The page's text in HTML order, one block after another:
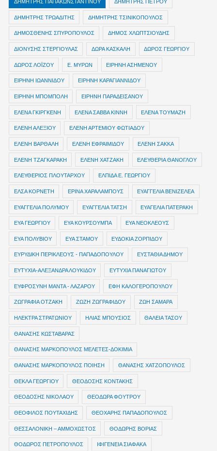
ΔΗΜΗΤΡΗΣ ΠΑΠΑΚΩΝΣΤΑΝΤΙΝΟΥ ΔΗΜΗΤΡΗΣ ΠΕΤΡΟΥ
ΔΗΜΗΤΡΗΣ ΤΡΩΑΔΙΤΗΣ ΔΗΜΗΤΡΗΣ ΤΣΙΝΙΚΟΠΟΥΛΟΣ
ΔΗΜΟΣΘΕΝΗΣ ΣΠΥΡΟΠΟΥΛΟΣ ΔΗΜΟΣ ΧΛΩΠΤΣΙΟΥΔΗΣ
ΔΙΟΝΥΣΗΣ ΣΤΕΡΓΙΟΥΛΑΣ ΔΩΡΑ ΚΑΣΚΑΛΗ ΔΩΡΟΣ ΓΕΩΡΓΙΟΥ
ΔΩΡΟΣ ΛΟΪΖΟΥ Ε. ΜΥΡΩΝ ΕΙΡΗΝΗ ΑΣΗΜΕΝΟΥ
ΕΙΡΗΝΗ ΙΩΑΝΝΙΔΟΥ ΕΙΡΗΝΗ ΚΑΡΑΓΙΑΝΝΙΔΟΥ
ΕΙΡΗΝΗ ΜΠΟΜΠΟΛΗ ΕΙΡΗΝΗ ΠΑΡΑΔΕΙΣΑΝΟΥ
ΕΛΕΝΑ ΓΚΙΡΓΚΕΝΗ ΕΛΕΝΑ ΣΑΒΒΑ ΚΙΝΝΗ ΕΛΕΝΑ ΤΟΥΜΑΖΗ
ΕΛΕΝΗ ΑΛΕΞΙΟΥ ΕΛΕΝΗ ΑΡΤΕΜΙΟΥ ΦΩΤΙΑΔΟΥ
ΕΛΕΝΗ ΒΑΡΘΑΛΗ ΕΛΕΝΗ ΕΦΡΑΙΜΙΔΟΥ ΕΛΕΝΗ ΣΑΚΚΑ
ΕΛΕΝΗ ΤΖΑΓΚΑΡΑΚΗ ΕΛΕΝΗ ΧΑΤΖΑΚΗ ΕΛΕΥΘΕΡΙΑ ΘΑΝΟΓΛΟΥ
ΕΛΕΥΘΕΡΙΟΣ ΠΛΟΥΤΑΡΧΟΥ ΕΛΠΙΔΑ Ε. ΓΕΩΡΓΙΟΥ
ΕΛΣΑ ΚΟΡΝΕΤΗ ΕΡΙΝΑ ΧΑΡΑΛΑΜΠΟΥΣ ΕΥΑΓΓΕΛΙΑ ΒΕΝΙΖΕΛΕΑ
ΕΥΑΓΓΕΛΙΑ ΠΟΛΥΜΟΥ ΕΥΑΓΓΕΛΙΑ ΤΑΤΣΗ ΕΥΑΓΕΛΙΑ ΠΑΤΕΡΑΚΗ
ΕΥΑ ΓΕΩΡΓΙΟΥ ΕΥΑ ΚΟΥΡΣΟΥΜΠΑ ΕΥΑ ΝΕΟΚΛΕΟΥΣ
ΕΥΑ ΠΟΛΥΒΙΟΥ ΕΥΑ ΣΤΑΜΟΥ ΕΥΔΟΚΙΑ ΖΟΡΠΙΔΟΥ
ΕΥΡΥΔΙΚΗ ΠΕΡΙΚΛΕΟΥΣ - ΠΑΠΑΔΟΠΟΥΛΟΥ ΕΥΣΤΑΘΙΑ ΔΗΜΟΥ
ΕΥΤΥΧΙΑ-ΑΛΕΞΑΝΔΡΑ ΛΟΥΚΙΔΟΥ ΕΥΤΥΧΙΑ ΠΑΝΑΓΙΩΤΟΥ
ΕΥΦΡΟΣΥΝΗ ΜΑΝΤΑ - ΛΑΖΑΡΟΥ ΕΦΗ ΚΑΛΟΓΕΡΟΠΟΥΛΟΥ
ΖΩΓΡΑΦΙΑ ΟΤΖΑΚΗ ΖΩΖΗ ΖΩΓΡΑΦΙΔΟΥ ΖΩΗ ΣΑΜΑΡΑ
ΗΛΕΚΤΡΑ ΣΤΡΑΤΩΝΙΟΥ ΗΛΙΑΣ ΜΠΟΥΣΙΟΣ ΘΑΛΕΙΑ ΤΑΣΟΥ
ΘΑΝΑΣΗΣ ΚΩΣΤΑΒΑΡΑΣ
ΘΑΝΑΣΗΣ ΜΑΡΚΟΠΟΥΛΟΣ ΜΕΛΕΤΕΣ-ΔΟΚΙΜΙΑ
ΘΑΝΑΣΗΣ ΜΑΡΚΟΠΟΥΛΟΣ ΠΟΙΗΣΗ ΘΑΝΑΣΗΣ ΧΑΤΖΟΠΟΥΛΟΣ
ΘΕΚΛΑ ΓΕΩΡΓΙΟΥ ΘΕΟΔΟΣΗΣ ΚΟΝΤΑΚΗΣ
ΘΕΟΔΟΣΗΣ ΝΙΚΟΛΑΟΥ ΘΕΟΔΩΡΑ ΦΟΥΤΡΟΥ
ΘΕΟΦΙΛΟΣ ΠΟΥΤΑΧΙΔΗΣ ΘΕΟΧΑΡΗΣ ΠΑΠΑΔΟΠΟΥΛΟΣ
ΘΕΣΣΑΛΟΝΙΚΗ – ΑΜΜΟΧΩΣΤΟΣ ΘΟΔΩΡΗΣ ΒΟΡΙΑΣ
ΘΟΔΩΡΟΣ ΠΕΤΡΟΠΟΥΛΟΣ ΙΦΙΓΕΝΕΙΑ ΣΙΑΦΑΚΑ